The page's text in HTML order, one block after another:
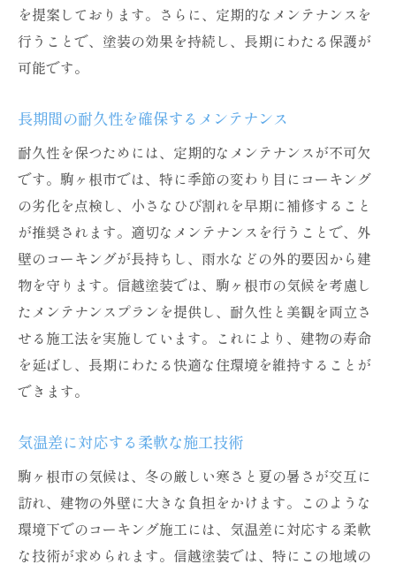
耐候性を重視した塗料の特長
冬季に強い塗料の選択基準
施工後の効果を最大化する塗料
環境に配慮したエコ塗料の選定
信越塗装が提供する駒ヶ根市向けコーキングの
利点
地域密着型サービスの利点
信頼性の高い施工技術の紹介
お客様の声から見る満足度
地域社会との密接な連携
信越塗装の施工実績とその効果
見積もりを取る際のチェックポイント
施工前の準備に必要な手順
施工後のメンテナンス計画
を提案しております。さらに、定期的なメンテナンスを
行うことで、塗装の効果を持続し、長期にわたる保護が
可能です。
長期間の耐久性を確保するメンテナンス
耐久性を保つためには、定期的なメンテナンスが不可欠
です。駒ヶ根市では、特に季節の変わり目にコーキング
の劣化を点検し、小さなひび割れを早期に補修すること
が推奨されます。適切なメンテナンスを行うことで、外
壁のコーキングが長持ちし、雨水などの外的要因から建
物を守ります。信越塗装では、駒ヶ根市の気候を考慮し
たメンテナンスプランを提供し、耐久性と美観を両立さ
せる施工法を実施しています。これにより、建物の寿命
を延ばし、長期にわたる快適な住環境を維持することが
できます。
気温差に対応する柔軟な施工技術
駒ヶ根市の気候は、冬の厳しい寒さと夏の暑さが交互に
訪れ、建物の外壁に大きな負担をかけます。このような
環境下でのコーキング施工には、気温差に対応する柔軟
な技術が求められます。信越塗装では、特にこの地域の